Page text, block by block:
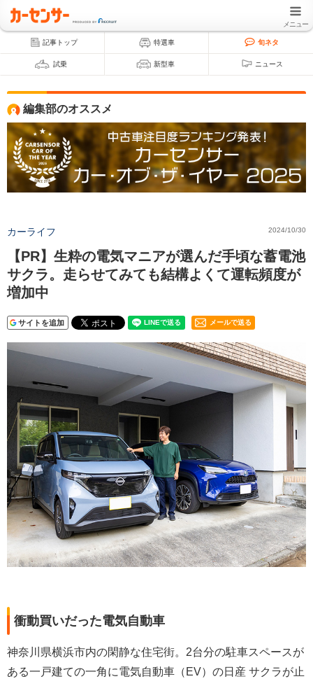
メニュー
記事トップ 特選車 旬ネタ
試乗 新型車 ニュース
編集部のオススメ
カーライフ 2024/10/30
【PR】生粋の電気マニアが選んだ手頃な蓄電池
サクラ。走らせてみても結構よくて運転頻度が
増加中
サイトを追加 メールで送る
衝動買いだった電気自動車
神奈川県横浜市内の閑静な住宅街。2台分の駐車スペースが
ある一戸建ての一角に電気自動車（EV）の日産 サクラが止